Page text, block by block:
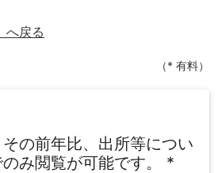
へ戻る
（* 有料）
の前年比、出所等につい
み閲覧が可能です。
*